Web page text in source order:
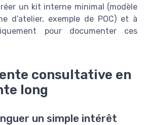
un kit interne minimal (modèle
d’atelier, exemple de POC) et à
pour documenter ces
consultative en
long
un simple intérêt